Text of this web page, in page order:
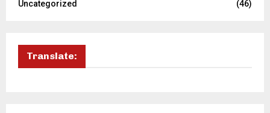
Uncategorized
(46)
Translate: